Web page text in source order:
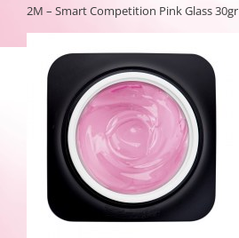
2M – Smart Competition Pink Glass 30gr